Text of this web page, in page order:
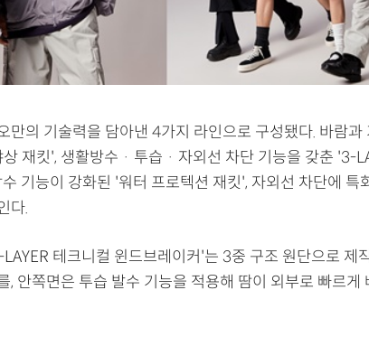
만의 기술력을 담아낸 4가지 라인으로 구성됐다. 바람과
재킷', 생활방수 · 투습 · 자외선 차단 기능을 갖춘 '3-
기능이 강화된 '워터 프로텍션 재킷', 자외선 차단에 특
다.
테크니컬 윈드브레이커'는 3중 구조 원단으로 제
, 안쪽면은 투습 발수 기능을 적용해 땀이 외부로 빠르게